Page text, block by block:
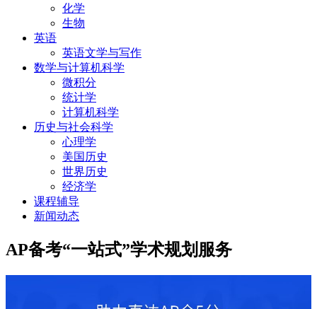
化学
生物
英语
英语文学与写作
数学与计算机科学
微积分
统计学
计算机科学
历史与社会科学
心理学
美国历史
世界历史
经济学
课程辅导
新闻动态
AP备考“一站式”学术规划服务